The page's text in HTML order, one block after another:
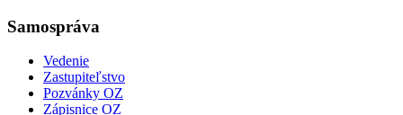
Samospráva
Vedenie
Zastupiteľstvo
Pozvánky OZ
Zápisnice OZ